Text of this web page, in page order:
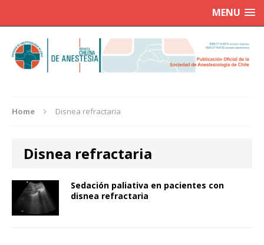
MENU
Home Disnea refractaria
Disnea refractaria
Sedación paliativa en pacientes con
disnea refractaria